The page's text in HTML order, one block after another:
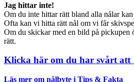
Jag hittar inte!
Om du inte hittar rätt bland alla nålar
Ofta kan vi hitta rätt nål om vi får
Om du skickar med en bild på pickupen
rätt.
Klicka här om du har svårt
Läs mer om nålbyte i Tips & Fakta